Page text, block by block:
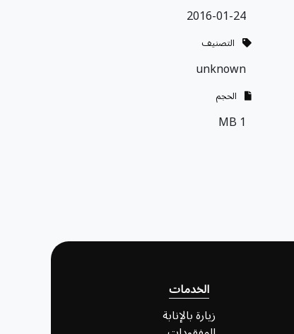
2016-01-24
التصنيف
unknown
الحجم
1 MB
الخدمات
زيارة بالإنابة